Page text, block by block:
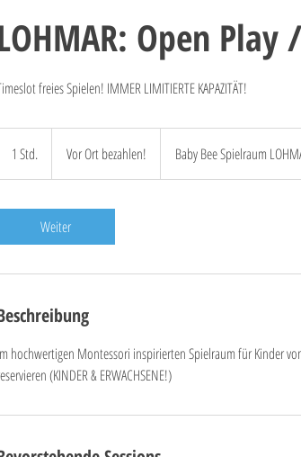
Open Play
freies Spielen! IMMER LIMITIERTE KAPAZITÄT!
1 Std.
S
d
bezahlen!
Vor Ort bezahlen! Baby Bee Spielraum
Weiter
hochwertigen Montessori inspirierten Spielraum für Kinder
(KINDER & ERWACHSENE!)